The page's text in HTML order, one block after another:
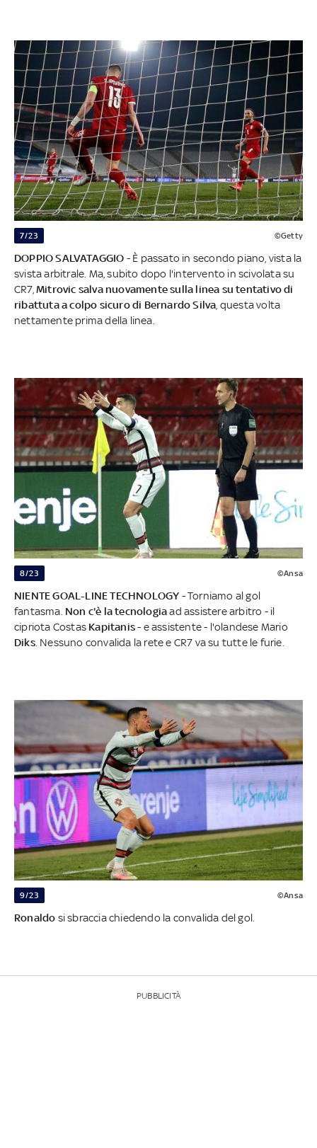
7/23 ©Getty
DOPPIO SALVATAGGIO - È passato in secondo piano, vista la
svista arbitrale. Ma, subito dopo l'intervento in scivolata su
CR7, Mitrovic salva nuovamente sulla linea su tentativo di
ribattuta a colpo sicuro di Bernardo Silva , questa volta
nettamente prima della linea.
8/23 ©Ansa
NIENTE GOAL-LINE TECHNOLOGY - Torniamo al gol
fantasma. Non c'è la tecnologiaad assistere arbitro - il
cipriota Costas Kapitanis- e assistente - l'olandese Mario
Diks. Nessuno convalida la rete e CR7 va su tutte le furie.
9/23 ©Ansa
Ronaldo si sbraccia chiedendo la convalida del gol.
PUBBLICITÀ